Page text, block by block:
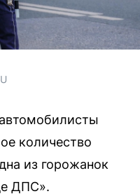
количество
из горожанок
ДПС».